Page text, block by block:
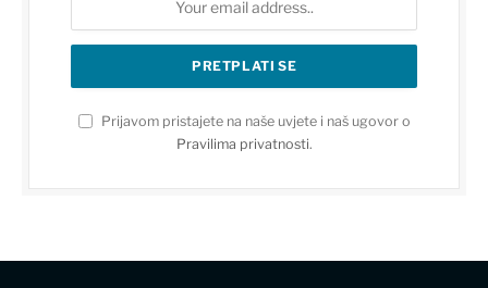
Prijavom pristajete na naše uvjete i naš ugovor o
Pravilima privatnosti.